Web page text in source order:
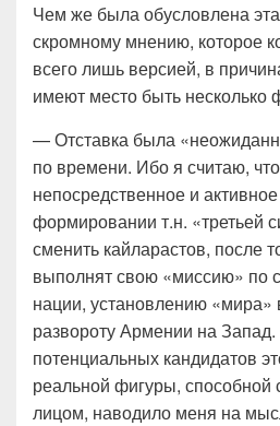
Чем же была обусловлена
скромному мнению, которое
всего лишь версией, в
имеют место быть несколько
— Отставка была
по времени. Ибо я считаю,
непосредственное и
формировании т.н. «третьей
сменить кайларастов, после
выполнят свою «миссию» по
нации, установлению «мира»
развороту Армении на Запад.
потенциальных кандидатов
реальной фигуры, способной
лицом, наводило меня на